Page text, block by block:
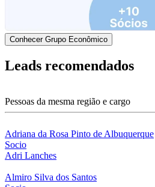
Conhecer Grupo Econômico
Leads recomendados
Pessoas da mesma região e cargo
Adriana da Rosa Pinto de Albuquerque
Socio
Adri Lanches
Almiro Silva dos Santos